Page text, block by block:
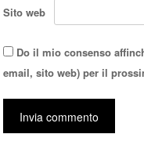
Sito web
Do il mio consenso
email, sito web) per il